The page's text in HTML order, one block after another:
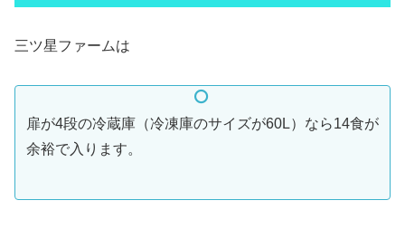
三ツ星ファームは
扉が4段の冷蔵庫（冷凍庫のサイズが60L）なら14食が
余裕で入ります。